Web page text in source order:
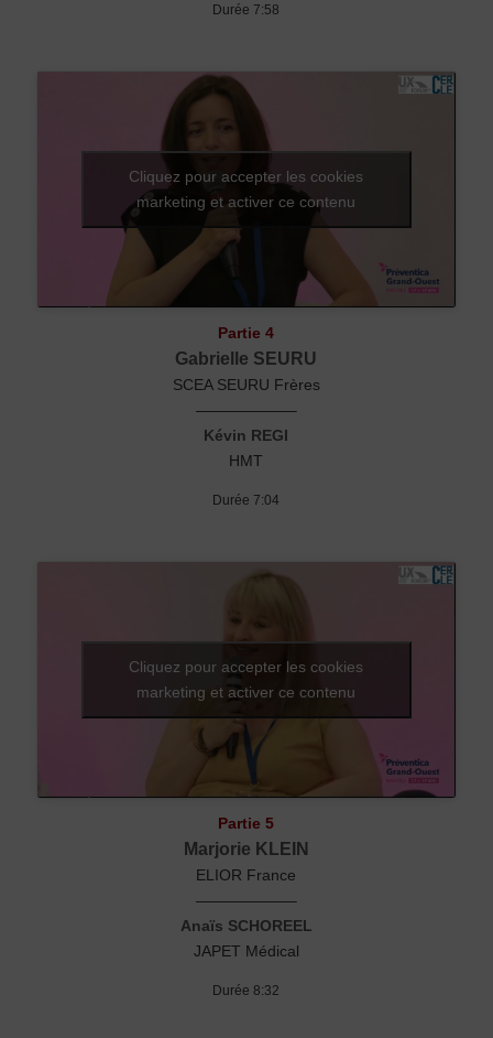
Durée 7:58
Cliquez pour accepter les cookies
marketing et activer ce contenu
Partie 4
Gabrielle SEURU
SCEA SEURU Frères
——————–
Kévin REGI
HMT
Durée 7:04
Cliquez pour accepter les cookies
marketing et activer ce contenu
Partie 5
Marjorie KLEIN
ELIOR France
——————–
Anaïs SCHOREEL
JAPET Médical
Durée 8:32